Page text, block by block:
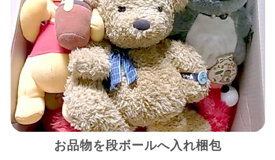
お品物を段ボールへ入れ梱包